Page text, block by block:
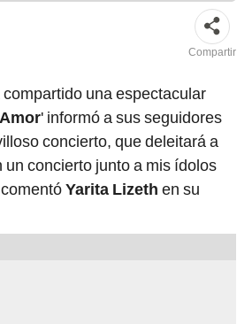
Compartir
compartido una espectacular
' informó a sus seguidores
concierto, que deleitará a
concierto junto a mis ídolos
Yarita Lizeth en su